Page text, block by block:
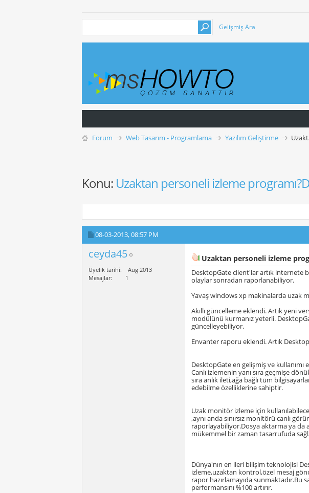
Gelişmiş Ara
Forum Web Tasarım - Programlama Yazılım Geliştirme
Konu: Uzaktan personeli izleme
08-03-2013,08:57 PM
ceyda45
Üyelik tarihi
Aug 2013
Mesajlar
1
Uzaktan personeli izleme
DesktopGate client'lar artık internete
olaylar sonradan raporlanabiliyor.
Yavaş windows xp makinalarda uzak
Akıllı güncelleme eklendi. Artık yeni
modülünü kurmanız yeterli.
güncelleyebiliyor.
Envanter raporu eklendi. Artık
DesktopGate en gelişmiş ve kullanımı
Canlı izlemenin yanı sıra geçmişe
sıra anlık ileti,ağa bağlı tüm
edebilme özelliklerine sahiptir.
Uzak monitör izleme için
,aynı anda sınırsız monitörü canlı
raporlayabiliyor.Dosya aktarma ya da
mükemmel bir zaman tasarrufuda
Dünya'nın en ileri bilişim teknolojisi
izleme,uzaktan kontrol,özel mesaj
rapor hazırlamayıda sunmaktadır.Bu
performansını %100 artırır.